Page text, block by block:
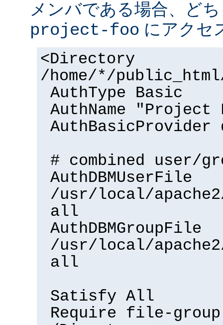
メンバである場合、ど
project-foo にアクセ
<Directory
/home/*/
AuthType Basic
AuthName
AuthBasicProvider
# combined user/
AuthDBMUserFile
/usr/local/
all
AuthDBMGroupFile
/usr/local/
all
Satisfy All
Require file-group